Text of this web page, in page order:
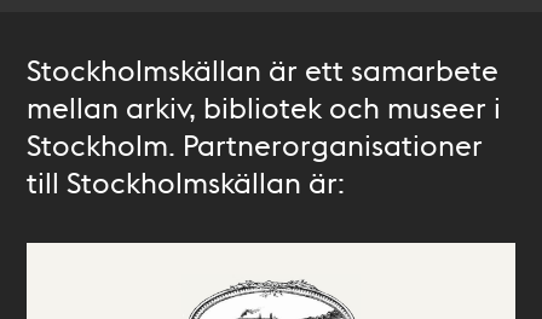
Stockholmskällan är ett samarbete
mellan arkiv, bibliotek och museer i
Stockholm. Partnerorganisationer
till Stockholmskällan är: